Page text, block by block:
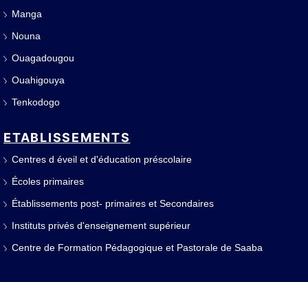
Manga
Nouna
Ouagadougou
Ouahigouya
Tenkodogo
ETABLISSEMENTS
Centres d éveil et d'éducation préscolaire
Écoles primaires
Établissements post- primaires et Secondaires
Instituts privés d'enseignement supérieur
Centre de Formation Pédagogique et Pastorale de Saaba